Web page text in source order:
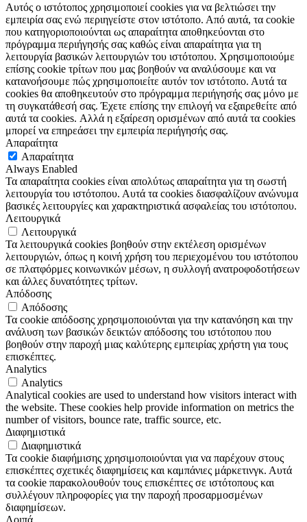
Αυτός ο ιστότοπος χρησιμοποιεί cookies για να βελτιώσει την
εμπειρία σας ενώ περιηγείστε στον ιστότοπο. Από αυτά, τα cookie
που κατηγοριοποιούνται ως απαραίτητα αποθηκεύονται στο
πρόγραμμα περιήγησής σας καθώς είναι απαραίτητα για τη
λειτουργία βασικών λειτουργιών του ιστότοπου. Χρησιμοποιούμε
επίσης cookie τρίτων που μας βοηθούν να αναλύσουμε και να
κατανοήσουμε πώς χρησιμοποιείτε αυτόν τον ιστότοπο. Αυτά τα
cookies θα αποθηκευτούν στο πρόγραμμα περιήγησής σας μόνο με
τη συγκατάθεσή σας. Έχετε επίσης την επιλογή να εξαιρεθείτε από
αυτά τα cookies. Αλλά η εξαίρεση ορισμένων από αυτά τα cookies
μπορεί να επηρεάσει την εμπειρία περιήγησής σας.
Απαραίτητα
Απαραίτητα
Always Enabled
Τα απαραίτητα cookies είναι απολύτως απαραίτητα για τη σωστή
λειτουργία του ιστότοπου. Αυτά τα cookies διασφαλίζουν ανώνυμα
βασικές λειτουργίες και χαρακτηριστικά ασφαλείας του ιστότοπου.
Λειτουργικά
Λειτουργικά
Τα λειτουργικά cookies βοηθούν στην εκτέλεση ορισμένων
λειτουργιών, όπως η κοινή χρήση του περιεχομένου του ιστότοπου
σε πλατφόρμες κοινωνικών μέσων, η συλλογή ανατροφοδοτήσεων
και άλλες δυνατότητες τρίτων.
Απόδοσης
Απόδοσης
Τα cookie απόδοσης χρησιμοποιούνται για την κατανόηση και την
ανάλυση των βασικών δεικτών απόδοσης του ιστότοπου που
βοηθούν στην παροχή μιας καλύτερης εμπειρίας χρήστη για τους
επισκέπτες.
Analytics
Analytics
Analytical cookies are used to understand how visitors interact with
the website. These cookies help provide information on metrics the
number of visitors, bounce rate, traffic source, etc.
Διαφημιστικά
Διαφημιστικά
Τα cookie διαφήμισης χρησιμοποιούνται για να παρέχουν στους
επισκέπτες σχετικές διαφημίσεις και καμπάνιες μάρκετινγκ. Αυτά
τα cookie παρακολουθούν τους επισκέπτες σε ιστότοπους και
συλλέγουν πληροφορίες για την παροχή προσαρμοσμένων
διαφημίσεων.
Λοιπά